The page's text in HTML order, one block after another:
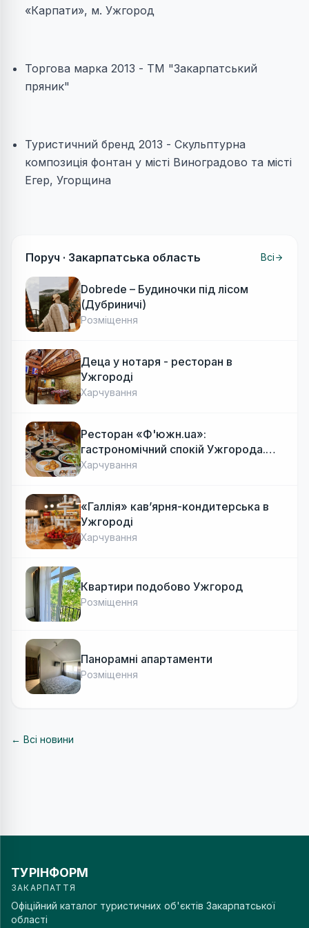
«Карпати», м. Ужгород
Торгова марка 2013 - ТМ "Закарпатський
пряник"
Туристичний бренд 2013 - Скульптурна
композиція фонтан у місті Виноградово та місті
Егер, Угорщина
Поруч · Закарпатська область Всі
Dobrede – Будиночки під лісом
(Дубриничі)
Розміщення
Деца у нотаря - ресторан в
Ужгороді
Харчування
Ресторан «Ф'южн.ua»:
гастрономічний спокій Ужгорода.
Авторська локальна кухня, затишок
Харчування
«Галлія» кав’ярня-кондитерська в
Ужгороді
Харчування
Квартири подобово Ужгород
Розміщення
Панорамні апартаменти
Розміщення
← Всі новини
ТУРІНФОРМ
ЗАКАРПАТТЯ
Офіційний каталог туристичних об'єктів Закарпатської
області